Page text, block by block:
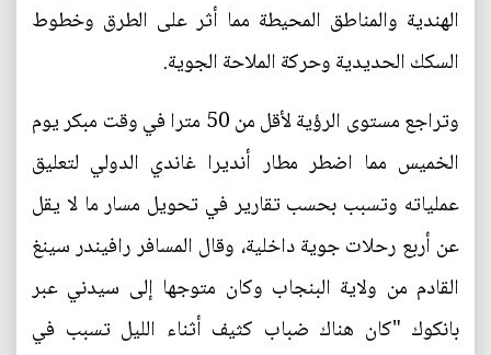
الهندية والمناطق المحيطة مما أثر على الطرق وخطوط
السكك الحديدية وحركة الملاحة الجوية.
وتراجع مستوى الرؤية لأقل من 50 مترا في وقت مبكر يوم
الخميس مما اضطر مطار أنديرا غاندي الدولي لتعليق
عملياته وتسبب بحسب تقارير في تحويل مسار ما لا يقل
عن أربع رحلات جوية داخلية، وقال المسافر رافيندر سينغ
القادم من ولاية البنجاب وكان متوجها إلى سيدني عبر
بانكوك "كان هناك ضباب كثيف أثناء الليل تسبب في